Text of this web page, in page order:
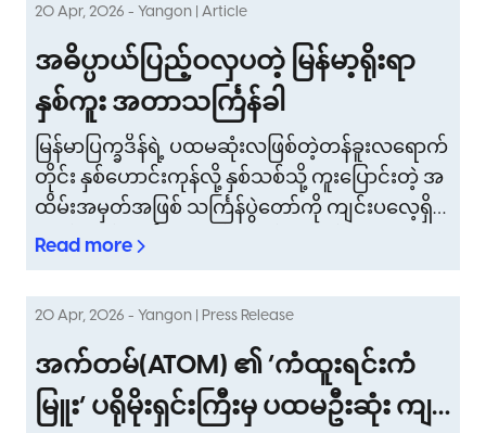
20 Apr, 2026 - Yangon | Article
အဓိပ္ပာယ်ပြည့်ဝလှပတဲ့ မြန်မာ့ရိုးရာ
နှစ်ကူး အတာသင်္ကြန်ခါ
မြန်မာပြက္ခဒိန်ရဲ့ ပထမဆုံးလဖြစ်တဲ့တန်ခူးလရောက်
တိုင်း နှစ်ဟောင်းကုန်လို့ နှစ်သစ်သို့ ကူးပြောင်းတဲ့ အ
ထိမ်းအမှတ်အဖြစ် သင်္ကြန်ပွဲတော်ကို ကျင်းပလေ့ရှိပါ
တယ်။ မြန်မာတို့ရဲ့ ရောင်စုံခြယ်သ စည်ကားလှတဲ့ သ
င်္ကြန်ရာသီ ရောက်ရှိလာတာနဲ့အမျှ ပျော်ရွှင်ကြည်နူး
ခြင်း၊ လန်းဆန်းတက်ကြွခြင်း နဲ့ စည်းလုံးညီညွတ်ခြ
င်း အငွေ့အသက်တွေက အရပ်မျက်နှာအနှံ့ လွှမ်းမိုး
သွားတတ်စမြဲပါ။ မြန်မာ့နှစ်သစ်ကူးအဖြစ် ဆင်နွှဲကြ
တဲ့ သင်္ကြန်ဟာ တစ်နိုင်ငံလုံးရှိ ပြည်သူတွေအတွက်
ယဉ်ကျေးမှုအရသော်လည်းကောင်း၊ စိတ်ခံစားမှုအရ
Read more
20 Apr, 2026 - Yangon | Press Release
အက်တမ်(ATOM) ၏ ‘ကံထူးရင်းကံ
မြူး’ ပရိုမိုးရှင်းကြီးမှ ပထမဦးဆုံး ကျပ်